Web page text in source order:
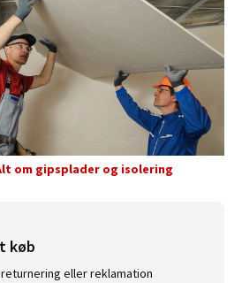
om gipsplader og isolering
køb
eller reklamation